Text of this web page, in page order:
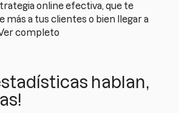
online efectiva, que te
más a tus clientes o bien llegar a
completo
hablan,